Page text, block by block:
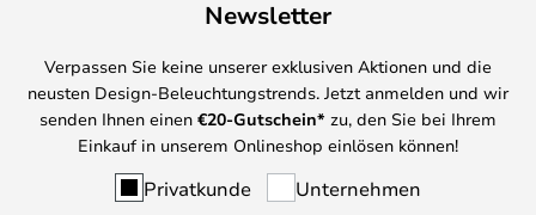
Newsletter
Verpassen Sie keine unserer exklusiven Aktionen und die
neusten Design-Beleuchtungstrends. Jetzt anmelden und wir
senden Ihnen einen €20-Gutschein* zu, den Sie bei Ihrem
Einkauf in unserem Onlineshop einlösen können!
Privatkunde Unternehmen